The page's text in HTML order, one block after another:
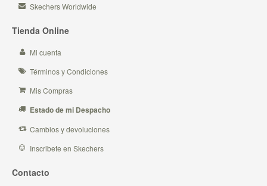
Skechers Worldwide
Tienda Online
Mi cuenta
Términos y Condiciones
Mis Compras
Estado de mi Despacho
Cambios y devoluciones
Inscribete en Skechers
Contacto